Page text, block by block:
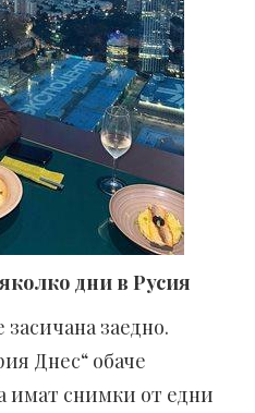
дни в Русия
засичана заедно.
Днес“ обаче
имат снимки от едни